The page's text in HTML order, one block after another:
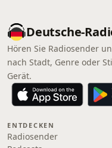
Deutsche-
Hören Sie Radiosender
nach Stadt, Genre oder
Gerät.
ENTDECKEN
Radiosender